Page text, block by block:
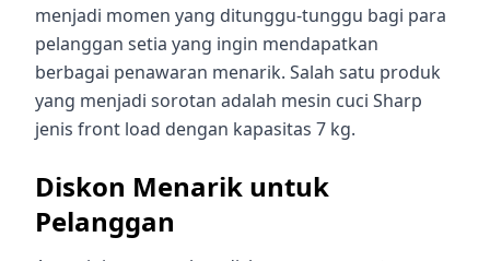
menjadi momen yang ditunggu-tunggu bagi para
pelanggan setia yang ingin mendapatkan
berbagai penawaran menarik. Salah satu produk
yang menjadi sorotan adalah mesin cuci Sharp
jenis front load dengan kapasitas 7 kg.
Diskon Menarik untuk
Pelanggan